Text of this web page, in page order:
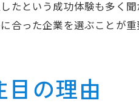
という成功体験も多く
った企業を選ぶことが重
の理由